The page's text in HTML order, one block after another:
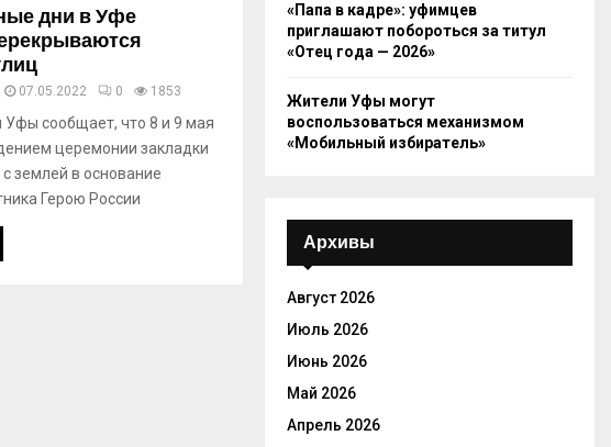
дни в Уфе
07.05.2022 0 1853
сообщает, что 8 и 9 мая
церемонии закладки
землей в основание
Герою России
«Папа в кадре»: уфимцев
приглашают побороться за титул
«Отец года — 2026»
Жители Уфы могут
воспользоваться механизмом
«Мобильный избиратель»
Архивы
Август 2026
Июль 2026
Июнь 2026
Май 2026
Апрель 2026